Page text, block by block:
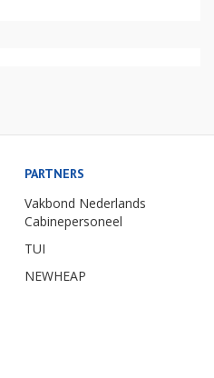
PARTNERS
Vakbond Nederlands
Cabinepersoneel
TUI
NEWHEAP